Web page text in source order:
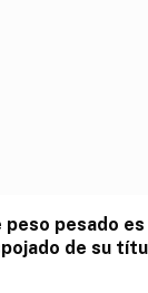
peso pesado es
de su